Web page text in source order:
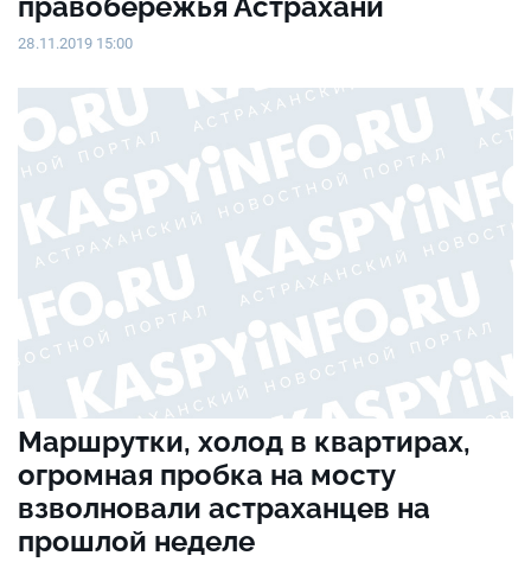
правобережья Астрахани
28.11.2019 15:00
Маршрутки, холод в квартирах,
огромная пробка на мосту
взволновали астраханцев на
прошлой неделе